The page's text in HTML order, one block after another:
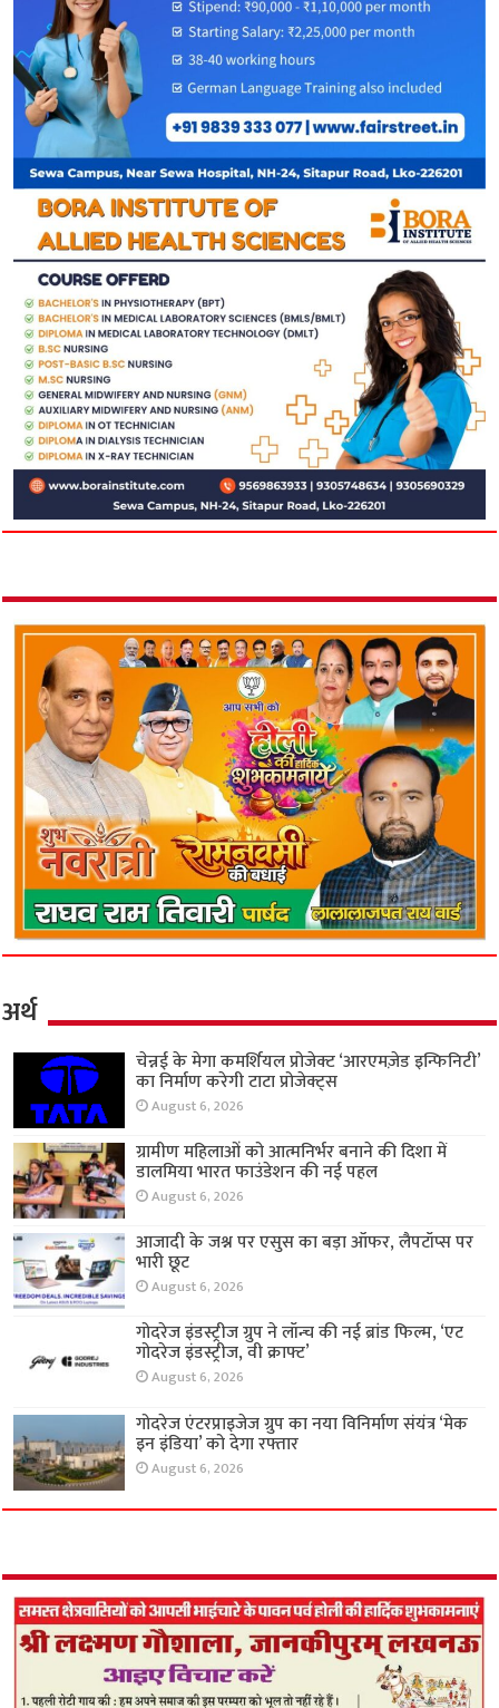
अर्थ
चेन्नई के मेगा कमर्शियल प्रोजेक्ट ‘आरएमज़ेड इन्फिनिटी’
का निर्माण करेगी टाटा प्रोजेक्ट्स
August 6, 2026
ग्रामीण महिलाओं को आत्मनिर्भर बनाने की दिशा में
डालमिया भारत फाउंडेशन की नई पहल
August 6, 2026
आजादी के जश्न पर एसुस का बड़ा ऑफर, लैपटॉप्स पर
भारी छूट
August 6, 2026
गोदरेज इंडस्ट्रीज ग्रुप ने लॉन्च की नई ब्रांड फिल्म, ‘एट
गोदरेज इंडस्ट्रीज, वी क्राफ्ट’
August 6, 2026
गोदरेज एंटरप्राइजेज ग्रुप का नया विनिर्माण संयंत्र ‘मेक
इन इंडिया’ को देगा रफ्तार
August 6, 2026